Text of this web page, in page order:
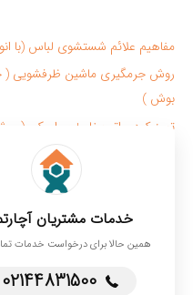
مفاهیم علائم شستشوی لباس (با
روش جرمگیری ماشین ظرفشویی
بوش )
تمیز کردن اتو بخار + سرامیکی (
تميز كردن شيشه پنجره با 10 روش فوق العاده کاربردی
برای از بین بردن بوی بد کفش از
قیمت پرستار سالمند در منزل
لکه چای روی لباس را چگونه
روی لباس )
خدمات مشتریان
همین حالا برای درخواست خدمات
02144831500